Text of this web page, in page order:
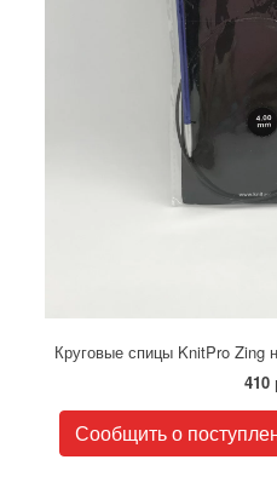
Круговые спицы KnitPro Zing
410
Сообщить о